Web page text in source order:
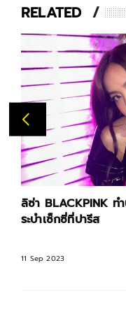
RELATED
ลิซ่า BLACKPINK ท
ระบำเซ็กซี่ที่ปารีส
11 Sep 2023